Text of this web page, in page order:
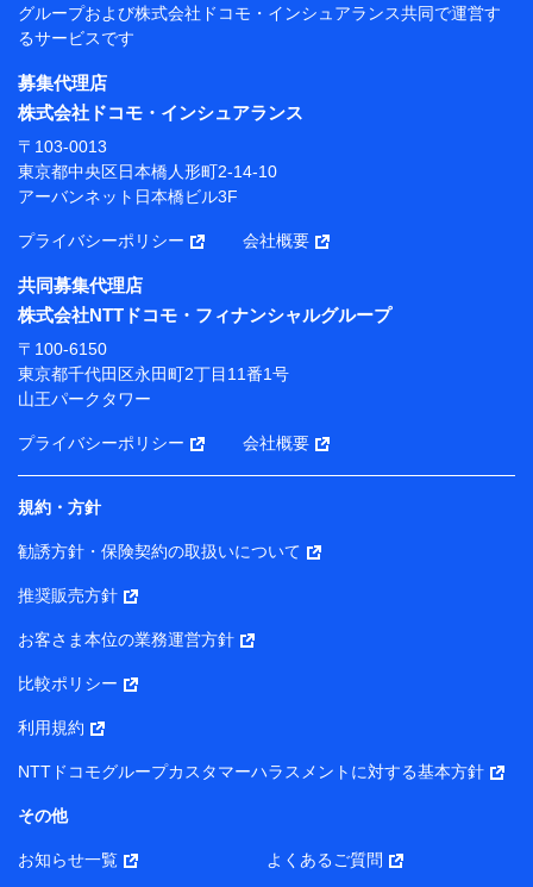
当社
株式会社NTTドコモ・フィナンシャルグループ
【利用目的】
当社または株式会社NTTドコモ・フィナンシャルグルー
プが提供する保険関連サービスにおけるユーザー登録受
付および管理のため
当社または株式会社NTTドコモ・フィナンシャルグルー
携会社の保険その他に関する情報を提供するため、また
維持管理等の委託業務遂行のため、またそれらに付帯、
関連する当社または株式会社NTTドコモ・フィナンシャ
ルグループおよび提携会社のサービスを案内、提供する
ため
（各サービスで取得したサービス利用履歴、ウェブサイ
トの閲覧履歴、購買履歴、ご契約内容等のパーソナルデ
ータを分析して、お客さまの趣味・嗜好・傾向に応じた
サービス・商品等に関するご提案や広告の配信等を行う
ことがあります。）
各種セミナーの開催のため
コンサルティングサービスの実施のため
アンケートやキャンペーン等の実施のため
上記に係る案内・手続き・管理等付帯業務を行うため
所・代表者名】
り）
株式会社NTTドコモ・フィナンシャルグループ 代表取締役
社長 廣井 孝史
東京都中央区日本橋人形町2-14-10 アーバンネット日本橋
株式会社ドコモ・インシュアランス 代表取締役社長 吉
グループおよび株式会社ドコモ・インシュアランス共同で運営す
るサービスです
募集代理店
株式会社ドコモ・インシュアランス
〒103-0013
東京都中央区日本橋人形町2-14-10
アーバンネット日本橋ビル3F
プライバシーポリシー 会社概要
共同募集代理店
株式会社NTTドコモ・フィナンシャルグループ
〒100-6150
東京都千代田区永田町2丁目11番1号
山王パークタワー
プライバシーポリシー 会社概要
規約・方針
勧誘方針・保険契約の取扱いについて
推奨販売方針
お客さま本位の業務運営方針
比較ポリシー
利用規約
NTTドコモグループカスタマーハラスメントに対する基本方針
その他
お知らせ一覧 よくあるご質問